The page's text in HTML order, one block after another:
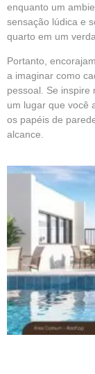
enquanto um
sensação lúdica e
quarto em um
Portanto,
a imaginar como
pessoal. Se inspire
um lugar que você
os papéis de
alcance.